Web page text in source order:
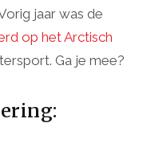
jaar was de
op het Arctisch
Ga je mee?